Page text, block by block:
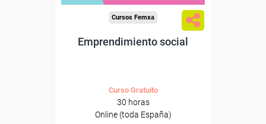
Cursos Femxa
Emprendimiento social
Curso Gratuito
30 horas
Online (toda España)